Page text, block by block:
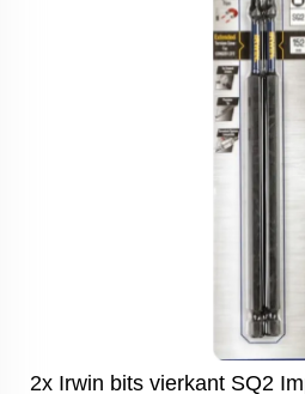
2x Irwin bits vierkant SQ2